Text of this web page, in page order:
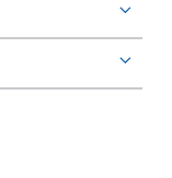
More
details
More
details